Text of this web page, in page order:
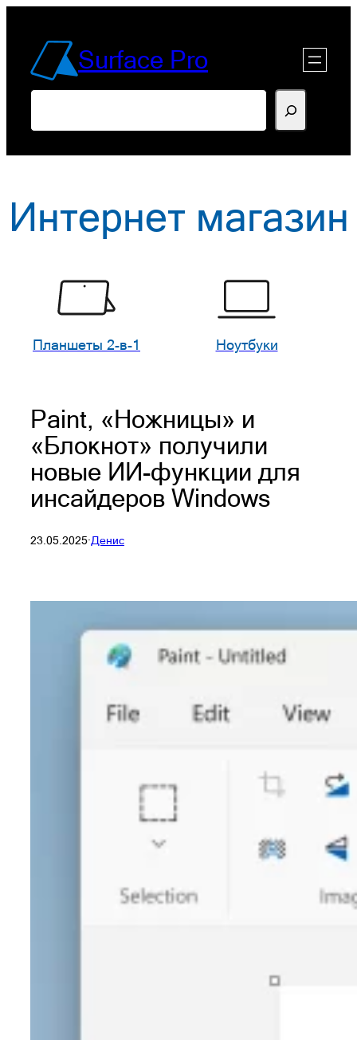
содержимомуSurface Pro
Интернет магазин
Планшеты 2-в-1 Ноутбуки
Paint, «Ножницы» и
«Блокнот» получили
новые ИИ-функции для
инсайдеров Windows
23.05.2025·Денис